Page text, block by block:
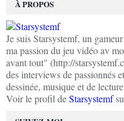
À PROPOS
Je suis Starsystemf, un
ma passion du jeu vidéo av
avant tout" (http://
des interviews de passionnés
dessinée, musique et de
Voir le profil deStarsystemf